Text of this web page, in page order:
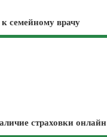
семейному врачу
страховки онлайн